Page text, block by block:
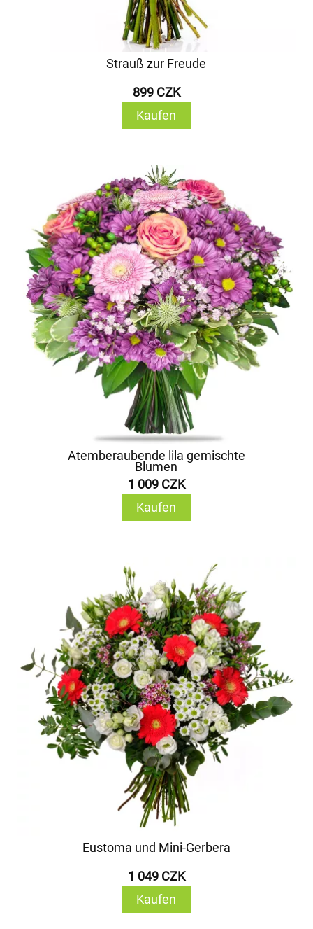
Strauß zur Freude
899 CZK
Kaufen
Atemberaubende lila gemischte
Blumen
1 009 CZK
Kaufen
Eustoma und Mini-Gerbera
1 049 CZK
Kaufen